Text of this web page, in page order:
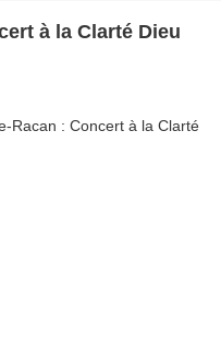
à la Clarté Dieu